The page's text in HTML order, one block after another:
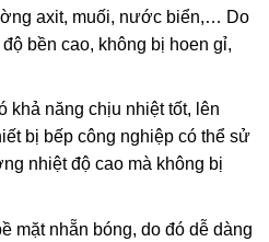
axit, muối, nước biển,… Do
bền cao, không bị hoen gỉ,
khả năng chịu nhiệt tốt, lên
bị bếp công nghiệp có thể sử
nhiệt độ cao mà không bị
mặt nhẵn bóng, do đó dễ dàng